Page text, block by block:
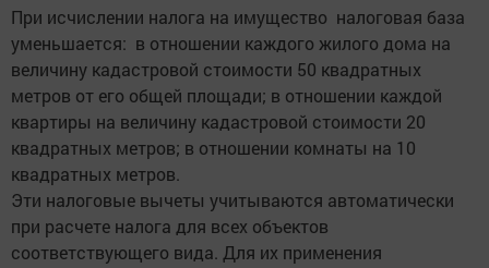
При исчислении налога на имущество налоговая база
уменьшается: в отношении каждого жилого дома на
величину кадастровой стоимости 50 квад­ратных
метров от его общей площади; в отношении каждой
квартиры на величину кадастровой стоимости 20
квадратных метров; в отношении комнаты на 10
квадратных метров.
Эти налоговые вычеты учитываются автоматически
при расчете налога для всех объектов
соответствующего вида. Для их применения